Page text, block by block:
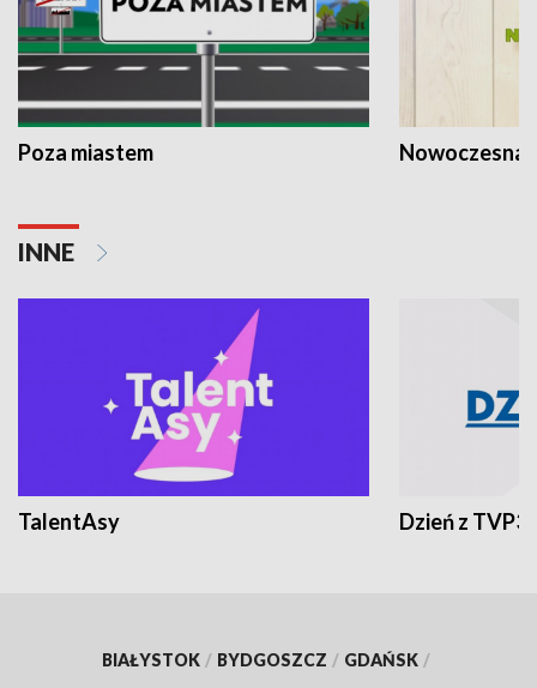
Poza miastem Nowoczesna
INNE
TalentAsy Dzień z TVP3
BIAŁYSTOK / BYDGOSZCZ / GDAŃSK /